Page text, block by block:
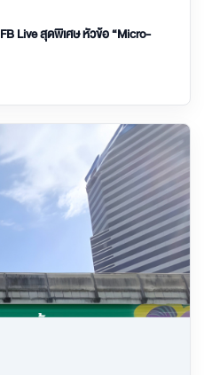
Live สุดพิเศษ หัวข้อ “Micro-